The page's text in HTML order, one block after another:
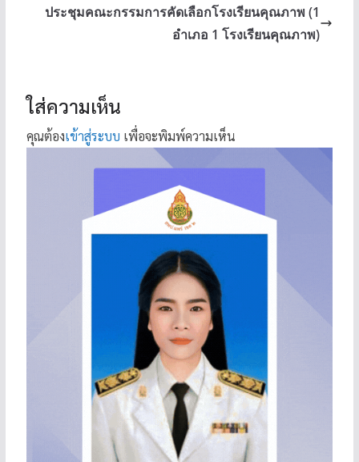
ประชุมคณะกรรมการคัดเลือกโรงเรียนคุณภาพ (1
อำเภอ 1 โรงเรียนคุณภาพ)
ใส่ความเห็น
คุณต้องเข้าสู่ระบบ เพื่อจะพิมพ์ความเห็น